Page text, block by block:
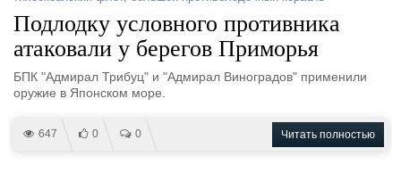
Подлодку условного противника
атаковали у берегов Приморья
БПК "Адмирал Трибуц" и "Адмирал Виноградов" применили
оружие в Японском море.
647 0 0 Читать полностью